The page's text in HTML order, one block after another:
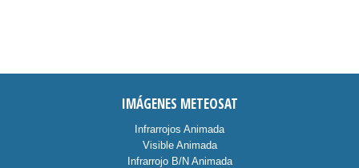
IMÁGENES METEOSAT
Infrarrojos Animada
Visible Animada
Infrarrojo B/N Animada